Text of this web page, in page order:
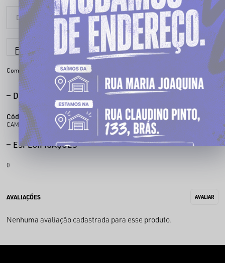
Parcele em até 6x sem juros
Compartilhe:
DESCRIÇÃO COMPLETA
Código identificador (SKU):
100445601
CAMISETA CHRONIC OVERSIZED 4456
ESPECIFICAÇÕES
0
Nenhuma avaliação cadastrada para esse produto.